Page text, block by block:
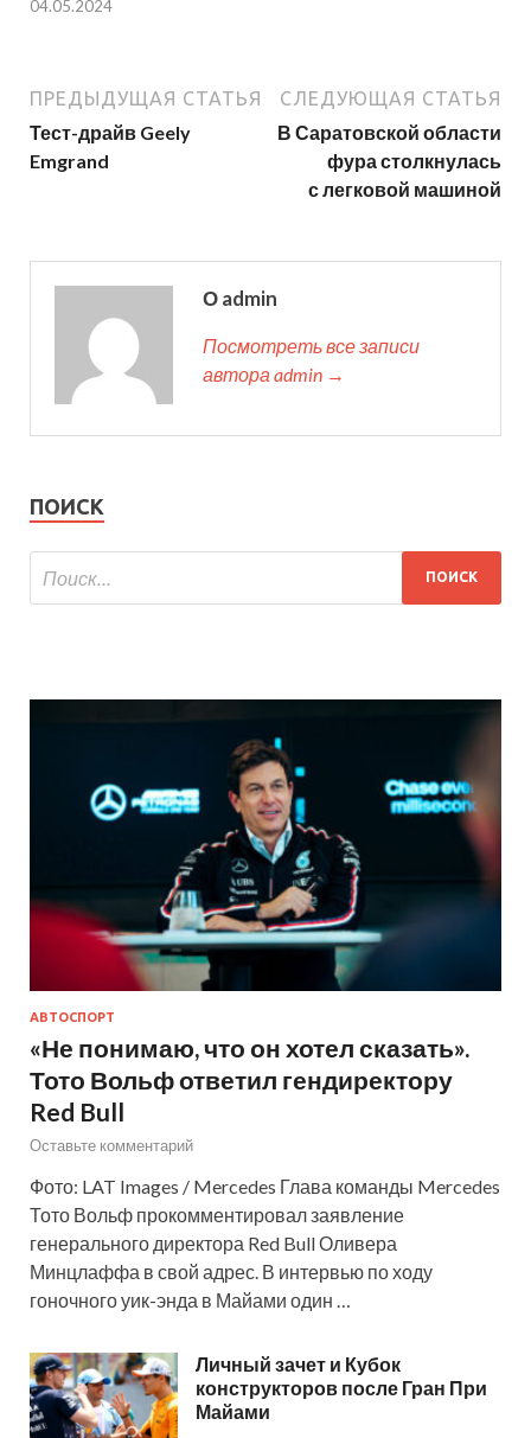
04.05.2024
ПРЕДЫДУЩАЯ СТАТЬЯ
Тест-драйв Geely
Emgrand
СЛЕДУЮЩАЯ СТАТЬЯ
В Саратовской области
фура столкнулась
с легковой машиной
О admin
Посмотреть все записи
автора admin →
ПОИСК
АВТОСПОРТ
«Не понимаю, что он хотел сказать».
Тото Вольф ответил гендиректору
Red Bull
Оставьте комментарий
Фото: LAT Images / Mercedes Глава команды Mercedes
Тото Вольф прокомментировал заявление
генерального директора Red Bull Оливера
Минцлаффа в свой адрес. В интервью по ходу
гоночного уик-энда в Майами один …
Личный зачет и Кубок
конструкторов после Гран При
Майами